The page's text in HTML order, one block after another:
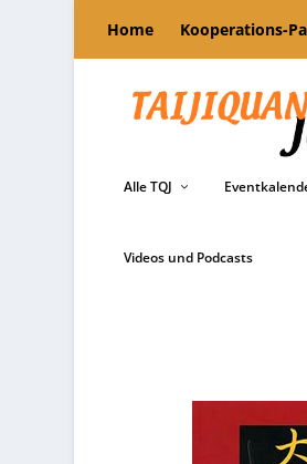
Home Kooperations-
Alle TQJ
Videos und Podcasts